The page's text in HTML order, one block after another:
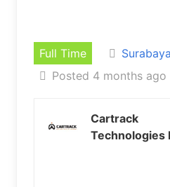
Full Time
Surabaya
Posted 4 months ago
Cartrack
Technologies